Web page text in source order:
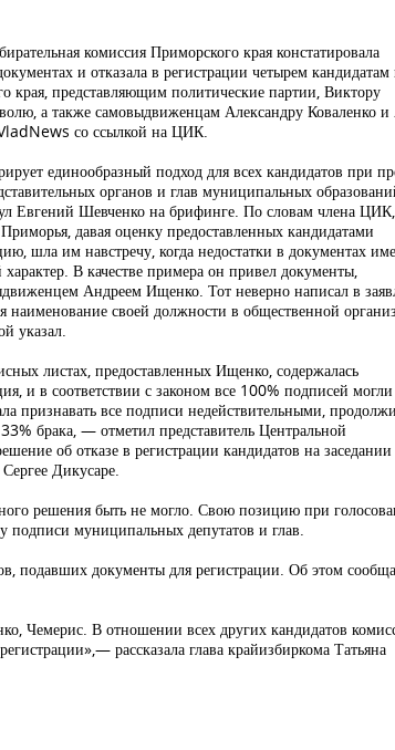
комиссия Приморского края констатировала
и отказала в регистрации четырем кандидатам
края, представляющим политические партии, Виктору
а также самовыдвиженцам Александру Коваленко
со ссылкой на ЦИК.
единообразный подход для всех кандидатов при
органов и глав муниципальных
Евгений Шевченко на брифинге. По словам члена ЦИК,
давая оценку предоставленных кандидатами
шла им навстречу, когда недостатки в документах
В качестве примера он привел документы,
Андреем Ищенко. Тот неверно написал в
наименование своей должности в общественной
указал.
листах, предоставленных Ищенко, содержалась
и в соответствии с законом все 100% подписей
признавать все подписи недействительными,
брака, — отметил представитель Центральной
об отказе в регистрации кандидатов на заседании
Дикусаре.
решения быть не могло. Свою позицию при
подписи муниципальных депутатов и глав.
подавших документы для регистрации. Об этом
Чемерис. В отношении всех других кандидатов
рассказала глава крайизбиркома Татьяна